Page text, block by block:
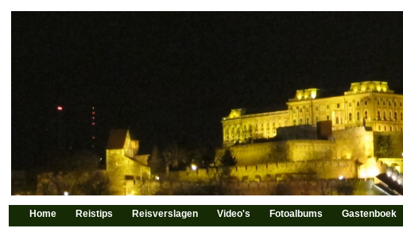
Home Reistips Reisverslagen Video's Fotoalbums Gastenboek